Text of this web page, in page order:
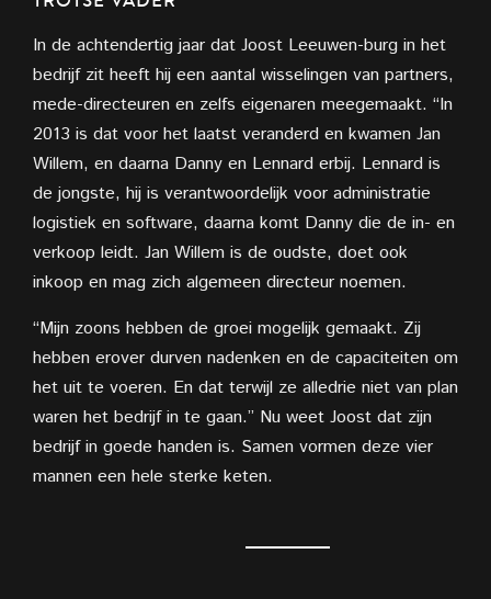
In de achtendertig jaar dat Joost Leeuwen-burg in het
bedrijf zit heeft hij een aantal wisselingen van partners,
mede-directeuren en zelfs eigenaren meegemaakt. “In
2013 is dat voor het laatst veranderd en kwamen Jan
Willem, en daarna Danny en Lennard erbij. Lennard is
de jongste, hij is verantwoordelijk voor administratie
logistiek en software, daarna komt Danny die de in- en
verkoop leidt. Jan Willem is de oudste, doet ook
inkoop en mag zich algemeen directeur noemen.
“Mijn zoons hebben de groei mogelijk gemaakt. Zij
hebben erover durven nadenken en de capaciteiten om
het uit te voeren. En dat terwijl ze alledrie niet van plan
waren het bedrijf in te gaan.” Nu weet Joost dat zijn
bedrijf in goede handen is. Samen vormen deze vier
mannen een hele sterke keten.